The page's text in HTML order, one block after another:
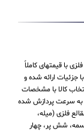
با قیمتهای کاملاً
ارائه شده و
کالا با مشخصات
به سرعت پردازش شده
فلزی (میله،
تسمه، شش پر، چهار